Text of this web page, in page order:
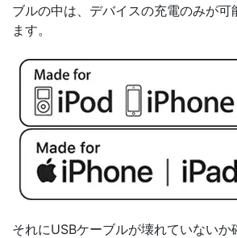
ブルの中は、デバイスの充電のみが可
ます。
それにUSBケーブルが壊れていないか